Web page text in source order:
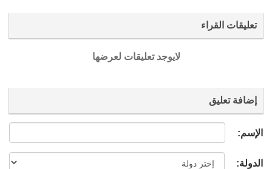
تعليقات القراء
لايوجد تعليقات لعرضها
إضافة تعليق
الإسم:
الدولة: